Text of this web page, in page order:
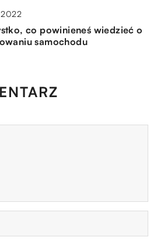
co powinieneś wiedzieć o
samochodu